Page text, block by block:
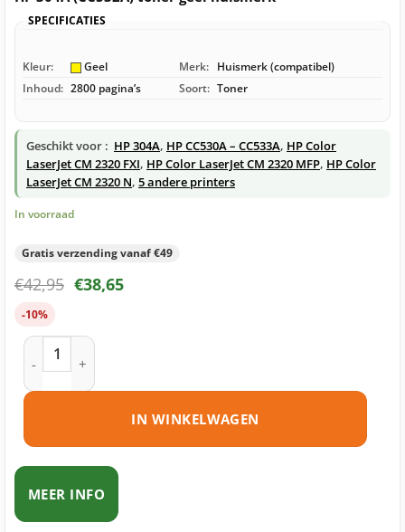
SPECIFICATIES
Kleur: Geel Merk: Huismerk (compatibel)
Inhoud: 2800 pagina’s Soort: Toner
Geschikt voor : HP 304A, HP CC530A – CC533A, HP Color
LaserJet CM 2320 FXI, HP Color LaserJet CM 2320 MFP, HP Color
LaserJet CM 2320 N, 5 andere printers
In voorraad
Gratis verzending vanaf €49
€42,95 €38,65
-10%
HP 304A (CC532A) toner geel huismerk aantal
IN WINKELWAGEN
MEER INFO